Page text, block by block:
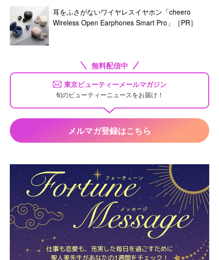
耳をふさがないワイヤレスイヤホン「cheero
Wireless Open Earphones Smart Pro」［PR］
無料配信中
東京ビューティーメールマガジン
旬のビューティーニュースをお届け！
メルマガ登録はこちら